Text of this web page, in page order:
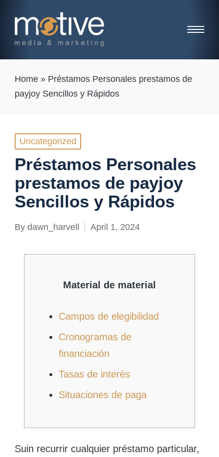
Home » Préstamos Personales prestamos de
payjoy Sencillos y Rápidos
Posted
Uncategorized
Préstamos Personales
prestamos de payjoy
Sencillos y Rápidos
Posted
By dawn_harvell April 1, 2024
Material de material
Campos de elegibilidad
Cronogramas de
financiación
Tasas de interés
Situaciones de paga
Suin recurrir cualquier préstamo particular,